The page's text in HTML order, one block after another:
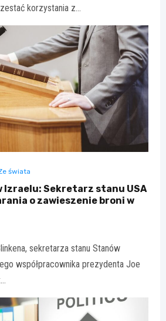
korzystania z…
świata
Izraelu: Sekretarz stanu USA
o zawieszenie broni w
sekretarza stanu Stanów
współpracownika prezydenta Joe